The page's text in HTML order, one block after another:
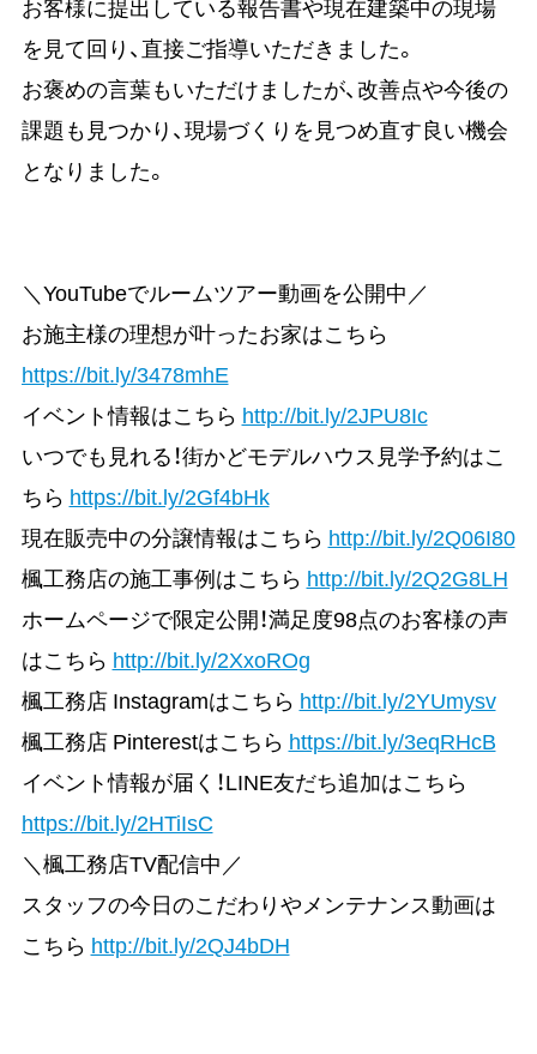
お客様に提出している報告書や現在建築中の現場
を見て回り、直接ご指導いただきました。
お褒めの言葉もいただけましたが、改善点や今後の
課題も見つかり、現場づくりを見つめ直す良い機会
となりました。
＼YouTubeでルームツアー動画を公開中／
お施主様の理想が叶ったお家はこちら
https://bit.ly/3478mhE
イベント情報はこちら http://bit.ly/2JPU8Ic
いつでも見れる！街かどモデルハウス見学予約はこ
ちら https://bit.ly/2Gf4bHk
現在販売中の分譲情報はこちら http://bit.ly/2Q06I80
楓工務店の施工事例はこちら http://bit.ly/2Q2G8LH
ホームページで限定公開！満足度98点のお客様の声
はこちら http://bit.ly/2XxoROg
楓工務店 Instagramはこちら http://bit.ly/2YUmysv
楓工務店 Pinterestはこちら https://bit.ly/3eqRHcB
イベント情報が届く！LINE友だち追加はこちら
https://bit.ly/2HTiIsC
＼楓工務店TV配信中／
スタッフの今日のこだわりやメンテナンス動画は
こちら http://bit.ly/2QJ4bDH